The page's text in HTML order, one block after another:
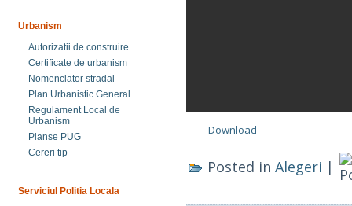
Urbanism
Autorizatii de construire
Certificate de urbanism
Nomenclator stradal
Plan Urbanistic General
Regulament Local de
Urbanism
Planse PUG
Cereri tip
Serviciul Politia Locala
Download
Posted in Alegeri |